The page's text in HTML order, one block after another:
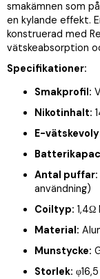
smakämnen som
en kylande effekt.
konstruerad med
vätskeabsorption
Specifikationer:
Smakprofil:
Nikotinhalt:
E-
Antal puffar:
användning)
Coiltyp: 1,4Ω
Material:
Munstycke:
Storlek: